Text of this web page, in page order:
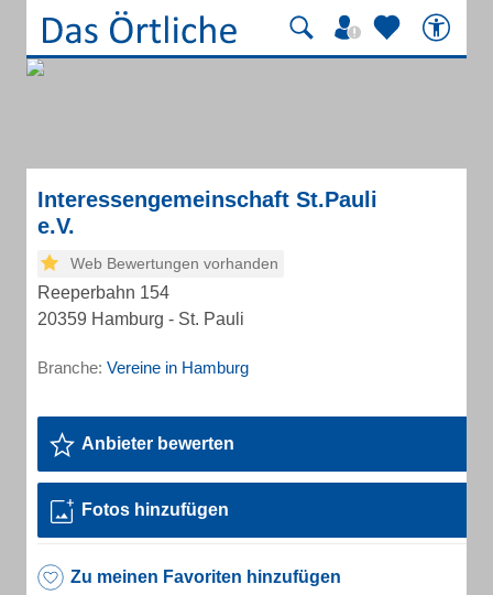
Interessengemeinschaft St.Pauli
e.V.
Web Bewertungen vorhanden
Reeperbahn 154
20359 Hamburg - St. Pauli
Branche: Vereine in Hamburg
Anbieter bewerten
Fotos hinzufügen
Zu meinen Favoriten hinzufügen